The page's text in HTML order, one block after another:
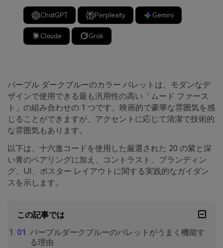
ChatGPT Perplexity Gemini
Claude Grok
パープル ダークブルーのカラー パレットは、モダンなデ
ザインで使用できる最も汎用性の高い「ムード ファース
ト」の組み合わせの 1 つです。映画的で豪華な雰囲気を感
じることができますが、アクセントに応じて清潔で技術的
な雰囲気もあります。
以下は、十六進コードを使用した厳選された 20 の紫と深
い青のペアリングに加え、コントラスト、ブランディン
グ、UI、ポスター レイアウトに関する実践的なガイダン
スを示します。
この記事では
パープルダークブルーのパレットがうまく機能す
る理由